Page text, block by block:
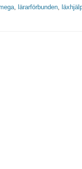
, lärarförbunden,